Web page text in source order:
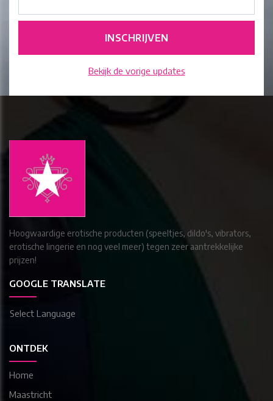
Bekijk de vorige updates
Hoogwaardige erotische producten (speeltjes, dildo's, vibrators,
erotische lingerie en nog veel meer) tegen zeer aantrekkelijke
prijzen!
GOOGLE TRANSLATE
Select Language
ONTDEK
Home
Maastricht